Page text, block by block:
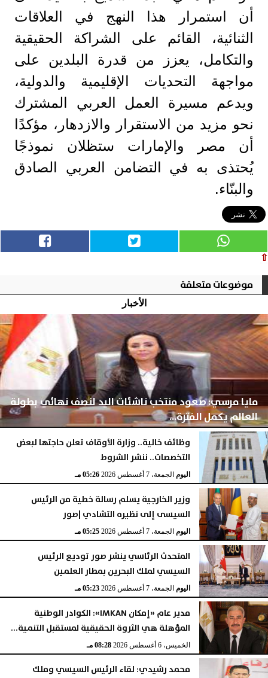
أن استمرار هذا النهج في العلاقات
الثنائية، القائم على الشراكة الحقيقية
والتكامل، يعزز من قدرة البلدين على
مواجهة التحديات الإقليمية والدولية،
ويدعم مسيرة العمل العربي المشترك
نحو مزيد من الاستقرار والازدهار، مؤكدًا
أن مصر والإمارات ستظلان نموذجًا
يُحتذى به في التضامن العربي الصادق
والبنّاء.
⇧
موضوعات متعلقة
الأخبار
مايا مرسي: صعود منتخب ناشئات اليد لنصف نهائي بطولة
العالم يكمل الفترة...
اليومالجمعة، 7 أغسطس 2026 05:28 مـ
وظائف خالية.. وزارة الأوقاف تعلن حاجتها لبعض
التخصصات.. ننشر الشروط
اليومالجمعة، 7 أغسطس 2026 05:26 مـ
وزير الخارجية يسلم رسالة خطية من الرئيس
السيسى إلى نظيره التشادي |صور
اليومالجمعة، 7 أغسطس 2026 05:25 مـ
المتحدث الرئاسي ينشر صور توديع الرئيس
السيسي لملك البحرين بمطار العلمين
اليومالجمعة، 7 أغسطس 2026 05:23 مـ
مدير عام «إمكان IMKAN»: الكوادر الوطنية
المؤهلة هي الثروة الحقيقية لمستقبل التنمية...
الخميس، 6 أغسطس 2026 08:28 مـ
محمد رشيدي: لقاء الرئيس السيسي وملك